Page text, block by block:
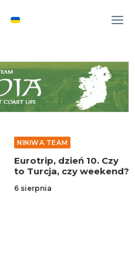
NINIWA TEAM
Eurotrip, dzień 10. Czy
to Turcja, czy weekend?
6 sierpnia